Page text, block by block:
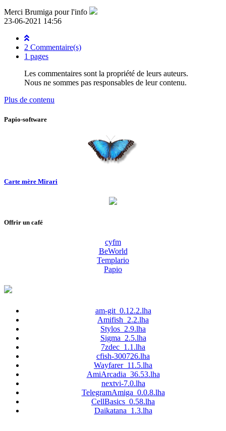
Merci Brumiga pour l'info
23-06-2021 14:56
2 Commentaire(s)
1 pages
Les commentaires sont la propriété de leurs auteurs.
Nous ne sommes pas responsables de leur contenu.
Plus de contenu
Papio-software
Carte mère Mirari
Offrir un café
cyfm
BeWorld
Templario
Papio
am-git_0.12.2.lha
Amifish_2.2.lha
Stylos_2.9.lha
Sigma_2.5.lha
7zdec_1.1.lha
cfish-300726.lha
Wayfarer_11.5.lha
AmiArcadia_36.53.lha
nextvi-7.0.lha
TelegramAmiga_0.0.8.lha
CellBasics_0.58.lha
Daikatana_1.3.lha